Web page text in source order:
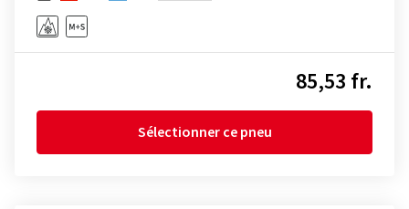
85,53 fr.
Sélectionner ce pneu